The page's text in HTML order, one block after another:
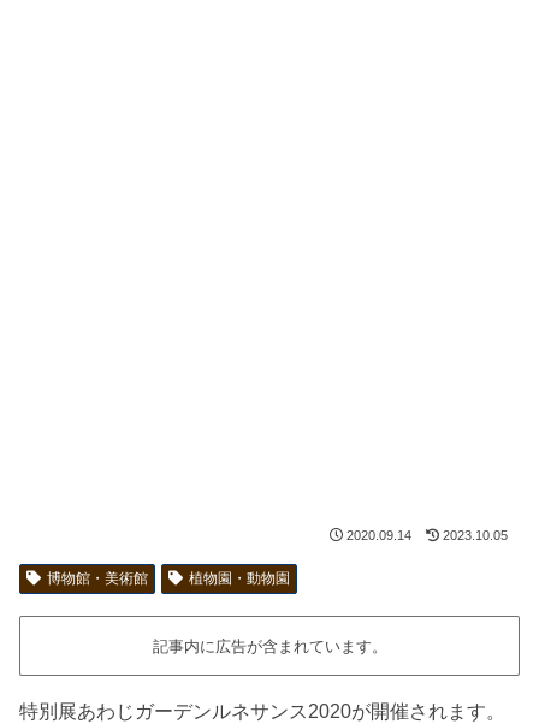
2020.09.14 2023.10.05
博物館・美術館 植物園・動物園
記事内に広告が含まれています。
特別展あわじガーデンルネサンス2020が開催されます。